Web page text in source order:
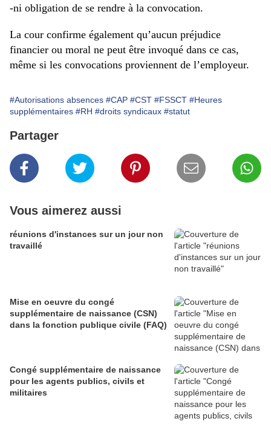
-ni obligation de se rendre à la convocation.
La cour confirme également qu’aucun préjudice
financier ou moral ne peut être invoqué dans ce cas,
même si les convocations proviennent de l’employeur.
#Autorisations absences #CAP #CST #FSSCT #Heures
supplémentaires #RH #droits syndicaux #statut
Partager
Vous aimerez aussi
réunions d'instances sur un jour non
travaillé
Mise en oeuvre du congé
supplémentaire de naissance (CSN)
dans la fonction publique civile (FAQ)
Congé supplémentaire de naissance
pour les agents publics, civils et
militaires